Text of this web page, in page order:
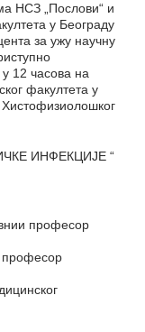
НСЗ „Послови“ и
у Београду
за ужу научну
12 часова на
факултета у
Хистофизиолошког
ИНФЕКЦИЈЕ “
професор
професор